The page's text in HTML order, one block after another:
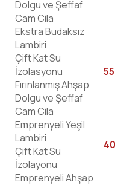
Dolgu ve Şeffaf
Cam Cila
Ekstra Budaksız
Lambiri
Çift Kat Su
İzolasyonu
Fırınlanmış Ahşap
Dolgu ve Şeffaf
Cam Cila
Emprenyeli Yeşil
Lambiri
Çift Kat Su
İzolayonu
Emprenyeli Ahşap